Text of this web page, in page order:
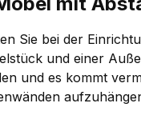
Sie bei der
und einer
und es kommt